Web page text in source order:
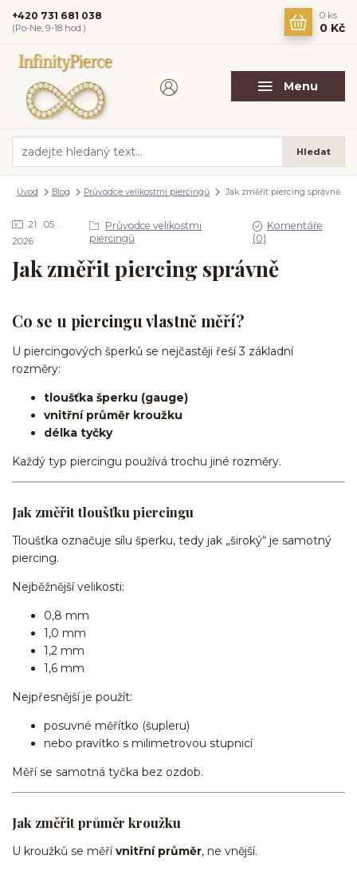
Menu
Hledat
+420 731 681 038
(Po-Ne, 9-18 hod.)
0 ks
0 Kč
Úvod Blog Průvodce velikostmi piercingů Jak změřit piercing správně
21
05
2026
Průvodce velikostmi
piercingů
Komentáře
(0)
Jak změřit piercing správně
Co se u piercingu vlastně měří?
U piercingových šperků se nejčastěji řeší 3 základní
rozměry:
tloušťka šperku (gauge)
vnitřní průměr kroužku
délka tyčky
Každý typ piercingu používá trochu jiné rozměry.
Jak změřit tloušťku piercingu
Tloušťka označuje sílu šperku, tedy jak „široký“ je samotný
piercing.
Nejběžnější velikosti:
0,8 mm
1,0 mm
1,2 mm
1,6 mm
Nejpřesnější je použít:
posuvné měřítko (šupleru)
nebo pravítko s milimetrovou stupnicí
Měří se samotná tyčka bez ozdob.
Jak změřit průměr kroužku
U kroužků se měřívnitřní průměr, ne vnější.